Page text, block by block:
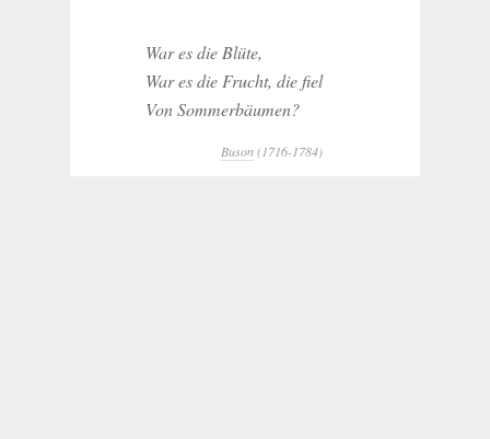
War es die Blüte,
War es die Frucht, die fiel
Von Sommerbäumen?
Buson(1716-1784)